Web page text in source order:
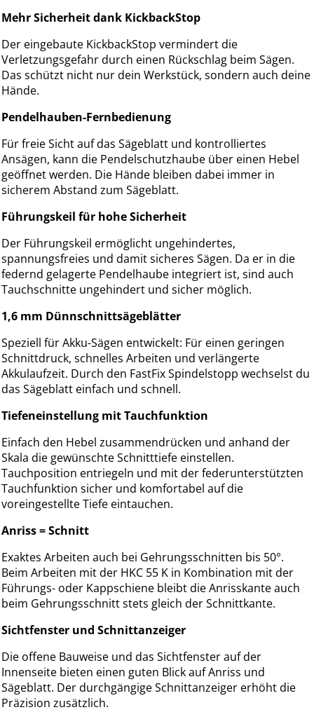
Mehr Sicherheit dank KickbackStop
Der eingebaute KickbackStop vermindert die
Verletzungsgefahr durch einen Rückschlag beim Sägen.
Das schützt nicht nur dein Werkstück, sondern auch deine
Hände.
Pendelhauben-Fernbedienung
Für freie Sicht auf das Sägeblatt und kontrolliertes
Ansägen, kann die Pendelschutzhaube über einen Hebel
geöffnet werden. Die Hände bleiben dabei immer in
sicherem Abstand zum Sägeblatt.
Führungskeil für hohe Sicherheit
Der Führungskeil ermöglicht ungehindertes,
spannungsfreies und damit sicheres Sägen. Da er in die
federnd gelagerte Pendelhaube integriert ist, sind auch
Tauchschnitte ungehindert und sicher möglich.
1,6 mm Dünnschnittsägeblätter
Speziell für Akku-Sägen entwickelt: Für einen geringen
Schnittdruck, schnelles Arbeiten und verlängerte
Akkulaufzeit. Durch den FastFix Spindelstopp wechselst du
das Sägeblatt einfach und schnell.
Tiefeneinstellung mit Tauchfunktion
Einfach den Hebel zusammendrücken und anhand der
Skala die gewünschte Schnitttiefe einstellen.
Tauchposition entriegeln und mit der federunterstützten
Tauchfunktion sicher und komfortabel auf die
voreingestellte Tiefe eintauchen.
Anriss = Schnitt
Exaktes Arbeiten auch bei Gehrungsschnitten bis 50°.
Beim Arbeiten mit der HKC 55 K in Kombination mit der
Führungs- oder Kappschiene bleibt die Anrisskante auch
beim Gehrungsschnitt stets gleich der Schnittkante.
Sichtfenster und Schnittanzeiger
Die offene Bauweise und das Sichtfenster auf der
Innenseite bieten einen guten Blick auf Anriss und
Sägeblatt. Der durchgängige Schnittanzeiger erhöht die
Präzision zusätzlich.